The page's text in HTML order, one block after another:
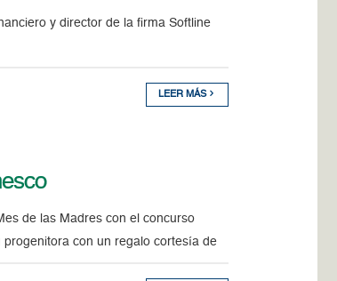
y director de la firma Softline
LEER MÁS
de las Madres con el concurso
con un regalo cortesía de